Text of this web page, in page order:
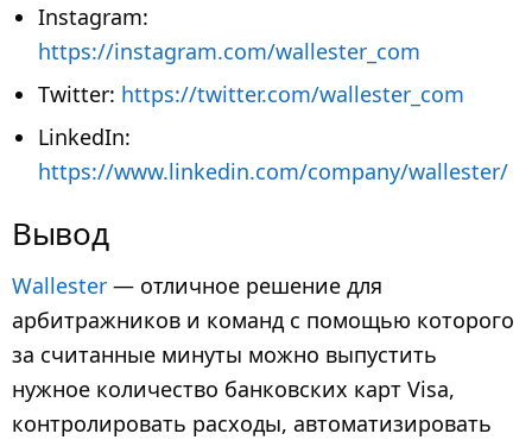
Instagram:
https://instagram.com/wallester_com
Twitter: https://twitter.com/wallester_com
LinkedIn:
https://www.linkedin.com/company/wallester/
Вывод
Wallester — отличное решение для
арбитражников и команд с помощью которого
за считанные минуты можно выпустить
нужное количество банковских карт Visa,
контролировать расходы, автоматизировать